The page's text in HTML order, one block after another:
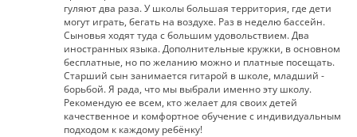
гуляют два раза. У школы большая территория, где дети
могут играть, бегать на воздухе. Раз в неделю бассейн.
Сыновья ходят туда с большим удовольствием. Два
иностранных языка. Дополнительные кружки, в основном
бесплатные, но по желанию можно и платные посещать.
Старший сын занимается гитарой в школе, младший -
борьбой. Я рада, что мы выбрали именно эту школу.
Рекомендую ее всем, кто желает для своих детей
качественное и комфортное обучение с индивидуальным
подходом к каждому ребёнку!